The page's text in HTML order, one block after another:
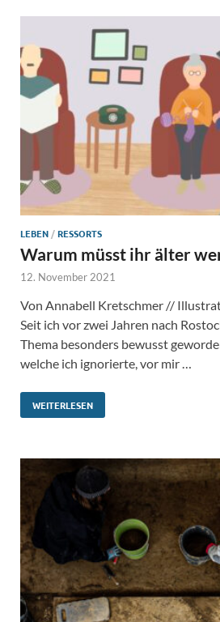
LEBEN/RESSORTS
Warum müsst ihr älter
12. November 2021
Von Annabell Kretschmer //
Seit ich vor zwei Jahren nach
Thema besonders bewusst
welche ich ignorierte, vor mir …
WEITERLESEN